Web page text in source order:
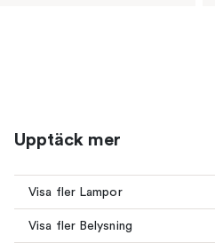
Upptäck mer
Visa fler Lampor
Visa fler Belysning